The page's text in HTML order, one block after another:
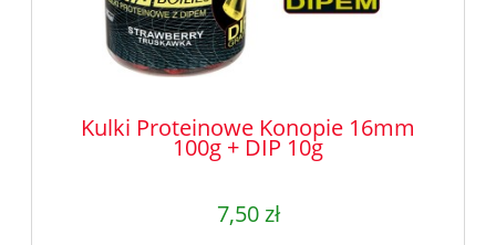
Kulki Proteinowe Konopie 16mm
100g + DIP 10g
7,50 zł